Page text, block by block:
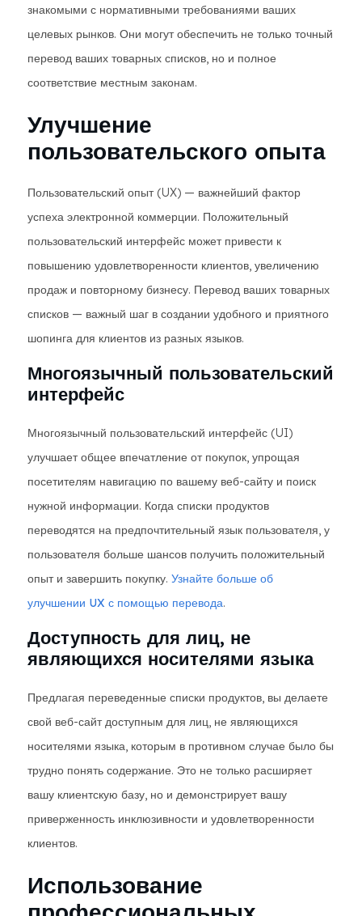
знакомыми с нормативными требованиями ваших
целевых рынков. Они могут обеспечить не только точный
перевод ваших товарных списков, но и полное
соответствие местным законам.
Улучшение
пользовательского опыта
Пользовательский опыт (UX) — важнейший фактор
успеха электронной коммерции. Положительный
пользовательский интерфейс может привести к
повышению удовлетворенности клиентов, увеличению
продаж и повторному бизнесу. Перевод ваших товарных
списков — важный шаг в создании удобного и приятного
шопинга для клиентов из разных языков.
Многоязычный пользовательский
интерфейс
Многоязычный пользовательский интерфейс (UI)
улучшает общее впечатление от покупок, упрощая
посетителям навигацию по вашему веб-сайту и поиск
нужной информации. Когда списки продуктов
переводятся на предпочтительный язык пользователя, у
пользователя больше шансов получить положительный
опыт и завершить покупку. Узнайте больше об
улучшении UX с помощью перевода.
Доступность для лиц, не
являющихся носителями языка
Предлагая переведенные списки продуктов, вы делаете
свой веб-сайт доступным для лиц, не являющихся
носителями языка, которым в противном случае было бы
трудно понять содержание. Это не только расширяет
вашу клиентскую базу, но и демонстрирует вашу
приверженность инклюзивности и удовлетворенности
клиентов.
Использование